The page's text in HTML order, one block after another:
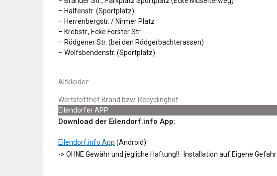
– Halfenstr. (Sportplatz)
– Herrenbergstr. / Nirmer Platz
– Krebstr., Ecke Forster Str.
– Rödgener Str. (bei den Rödgerbachterassen)
– Wolfsbendenstr. (Sportplatz)
Altkleider:
Wertstoffhof Brand bzw. Recyclinghof
Eilendorfer APP
Download der Eilendorf.info App:
Eilendorf.info App (Android)
-> OHNE Gewähr und jegliche Haftung!! Installation auf Eigene Gefahr